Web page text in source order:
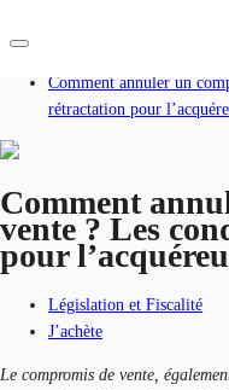
Données marchés
Pourquoi JLL?
NxT
Flex & Co-
Nous contacter
Comment annuler un
rétractation pour
Comment
vente ? Les
pour
Législation et Fiscalité
J’achète
Le compromis de vente,